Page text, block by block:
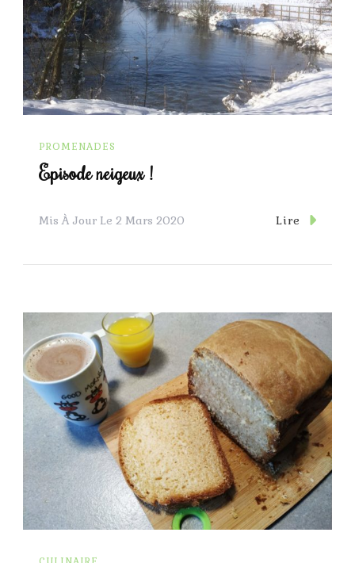
PROMENADES
Episode neigeux !
Mis À Jour Le 2 Mars 2020 Lire